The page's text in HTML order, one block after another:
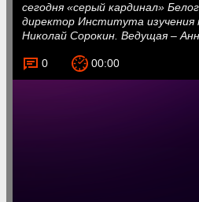
сегодня «серый кардинал»
директор Института изучения
Николай Сорокин. Ведущая –
0 00:00